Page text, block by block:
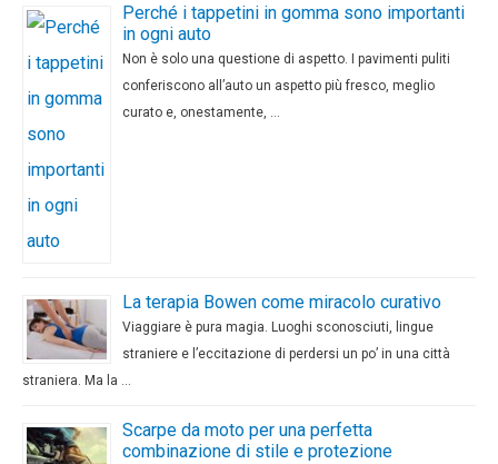
Perché i tappetini in gomma sono importanti
in ogni auto
Non è solo una questione di aspetto. I pavimenti puliti
conferiscono all’auto un aspetto più fresco, meglio
curato e, onestamente, …
La terapia Bowen come miracolo curativo
Viaggiare è pura magia. Luoghi sconosciuti, lingue
straniere e l’eccitazione di perdersi un po’ in una città
straniera. Ma la …
Scarpe da moto per una perfetta
combinazione di stile e protezione